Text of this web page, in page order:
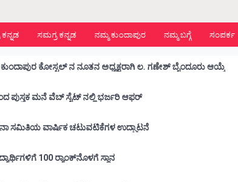
ವಾಹಿನಿ
ಕನ್ನಡ ಸಮಗ್ರ ಕನ್ನಡ ನಮ್ಮ ಕುಂದಾಪುರ ನಮ್ಮ ಬಗ್ಗೆ ಸಂಪರ್ಕ
ಕೋಸ್ಟಲ್ ನ ನೂತನ ಅಧ್ಯಕ್ಷರಾಗಿ ಲ. ಗಣೇಶ್ ಬೈಂದೂರು ಆಯ್ಕೆ
ಪುಸ್ತಕ ಮನೆ ವೆಬ್ ಸೈಟ್ ನಲ್ಲಿ ಭರ್ಜರಿ ಆಫರ್
ಡಾ. ಬಿ.ಬಿ.ಹೆಗ್ಡೆ ಕಾಲೇಜು :ವಿದ್ಯಾರ್ಥಿ ಕ್ಷೇಮಪಾಲನಾ ಸಮಿತಿಯ ವಾರ್ಷಿಕ ಚಟುವಟಿಕೆಗಳ ಉದ್ಘಾಟನೆ
100 ರ‍್ಯಾಂಕ್‌ನೊಳಗೆ ಸ್ಥಾನ